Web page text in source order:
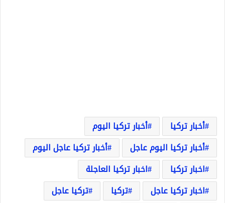
أخبار تركيا
أخبار تركيا اليوم
أخبار تركيا اليوم عاجل
أخبار تركيا عاجل اليوم
اخبار تركيا
اخبار تركيا العاجلة
اخبار تركيا عاجل
تركيا
تركيا عاجل